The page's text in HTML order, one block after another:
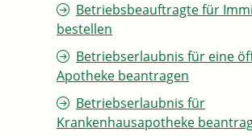
Betriebsbeauftragte für
bestellen
Betriebserlaubnis für eine
Apotheke beantragen
Betriebserlaubnis für
Krankenhausapotheke